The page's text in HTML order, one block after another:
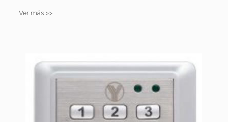
Ver más >>